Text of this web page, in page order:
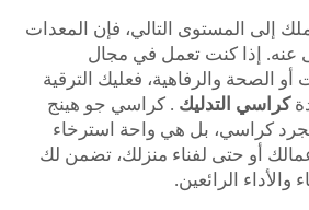
إلى المستوى التالي، فإن المعدات
عنه. إذا كنت تعمل في مجال
أو الصحة والرفاهية، فعليك الترقية
كراسي التدليك . كراسي جو هينج
مجرد كراسي، بل هي واحة استرخاء
أو حتى لفناء منزلك، تضمن لك
الرائعين.